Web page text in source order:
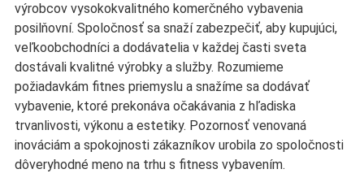
výrobcov vysokokvalitného komerčného vybavenia
posilňovní. Spoločnosť sa snaží zabezpečiť, aby kupujúci,
veľkoobchodníci a dodávatelia v každej časti sveta
dostávali kvalitné výrobky a služby. Rozumieme
požiadavkám fitnes priemyslu a snažíme sa dodávať
vybavenie, ktoré prekonáva očakávania z hľadiska
trvanlivosti, výkonu a estetiky. Pozornosť venovaná
inováciám a spokojnosti zákazníkov urobila zo spoločnosti
dôveryhodné meno na trhu s fitness vybavením.